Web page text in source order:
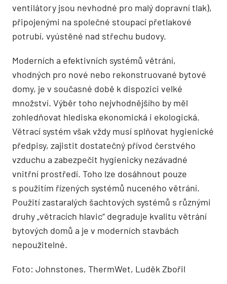
ventilátory jsou nevhodné pro malý dopravní tlak),
připojenými na společné stoupací přetlakové
potrubí, vyústěné nad střechu budovy.
Moderních a efektivních systémů větrání,
vhodných pro nové nebo rekonstruované bytové
domy, je v současné době k dispozici velké
množství. Výběr toho nejvhodnějšího by měl
zohledňovat hlediska ekonomická i ekologická.
Větrací systém však vždy musí splňovat hygienické
předpisy, zajistit dostatečný přívod čerstvého
vzduchu a zabezpečit hygienicky nezávadné
vnitřní prostředí. Toho lze dosáhnout pouze
s použitím řízených systémů nuceného větrání.
Použití zastaralých šachtových systémů s různými
druhy „větracích hlavic“ degraduje kvalitu větrání
bytových domů a je v moderních stavbách
nepoužitelné.
Foto: Johnstones, ThermWet, Luděk Zbořil